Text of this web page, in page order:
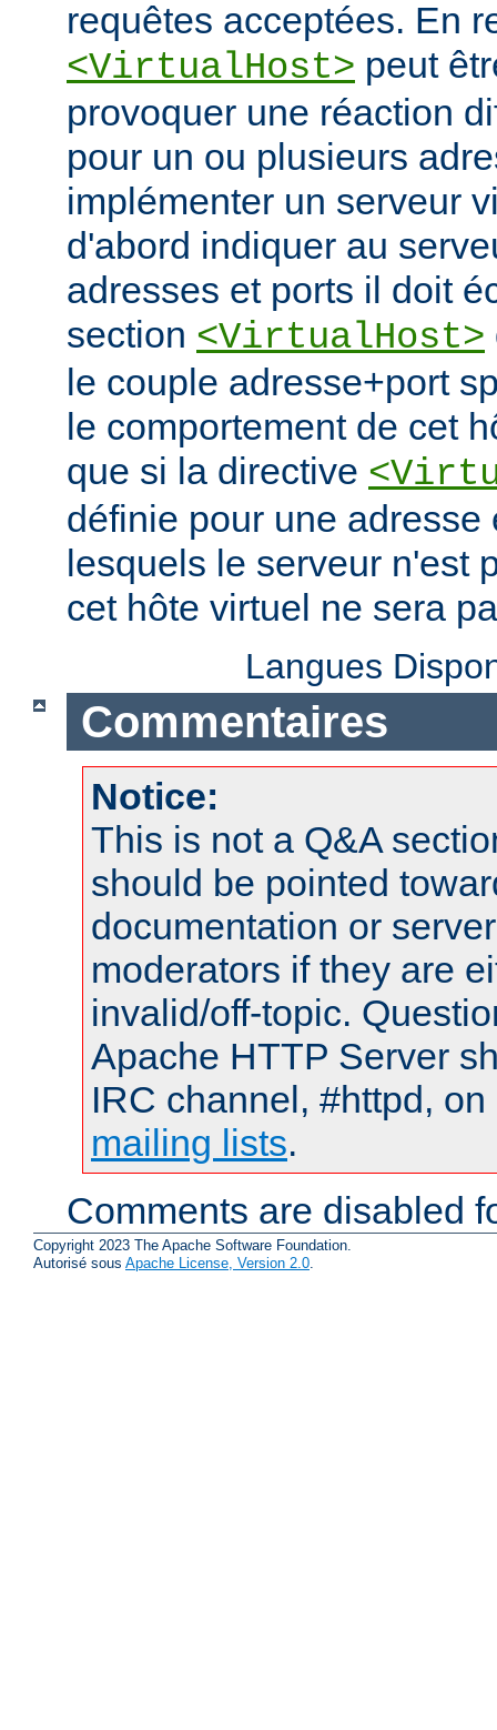
requêtes acceptées. En
<VirtualHost> peut
provoquer une réaction
pour un ou plusieurs
implémenter un serveur
d'abord indiquer au
adresses et ports il doit
section <VirtualHost>
le couple adresse+port
le comportement de cet
que si la directive
définie pour une adresse
lesquels le serveur n'est
cet hôte virtuel ne sera
Langues
Commentaires
Notice:
This is not a Q&A
should be pointed
documentation or
moderators if they are
invalid/off-topic.
Apache HTTP Server
IRC channel, #httpd,
mailing lists.
Comments are disabled
Copyright 2023 The Apache Software Foundation.
Autorisé sous Apache License, Version 2.0.